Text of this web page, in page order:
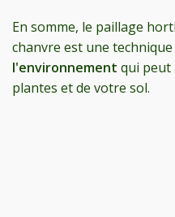
En somme, le paillage
chanvre est une technique
l'environnement qui peut
plantes et de votre sol.